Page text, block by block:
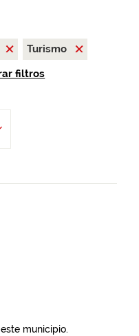
Turismo
filtros
municipio.